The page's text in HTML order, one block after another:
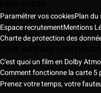
Paramétrer vos cookiesPlan du
Espace recrutementMentions
Charte de protection des
C'est quoi un film en Dolby
Comment fonctionne la carte 5
Prenez votre temps, votre